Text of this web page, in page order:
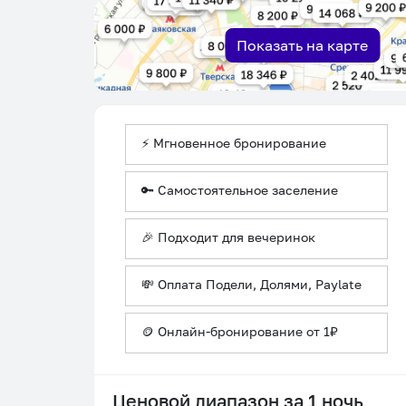
Показать на карте
⚡ Мгновенное бронирование
🔑 Самостоятельное заселение
🎉 Подходит для вечеринок
💸 Оплата Подели, Долями, Paylate
🪙 Онлайн-бронирование от 1₽
Ценовой диапазон за 1 ночь